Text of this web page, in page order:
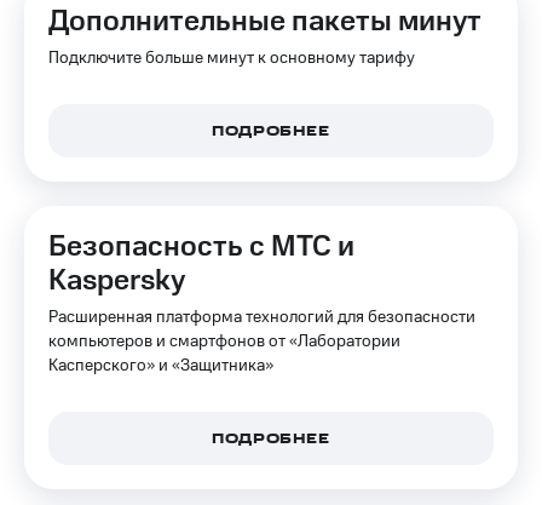
Дополнительные пакеты минут
Подключите больше минут к основному тарифу
ПОДРОБНЕЕ
Безопасность с МТС и
Kaspersky
Расширенная платформа технологий для безопасности
компьютеров и смартфонов от «Лаборатории
Касперского» и «Защитника»
ПОДРОБНЕЕ